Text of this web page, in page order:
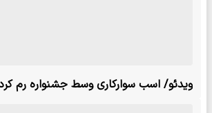
ویدئو/ اسب سوارکاری وسط جشنواره رم